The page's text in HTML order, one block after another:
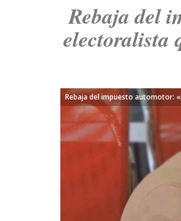
Rebaja del
electoralista
Rebaja del impuesto automotor: